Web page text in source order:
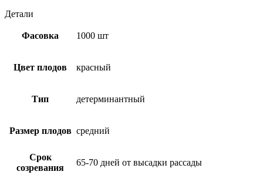
Детали
Фасовка 1000 шт
Цвет плодов красный
Тип детерминантный
Размер плодов средний
Срок
созревания
65-70 дней от высадки рассады